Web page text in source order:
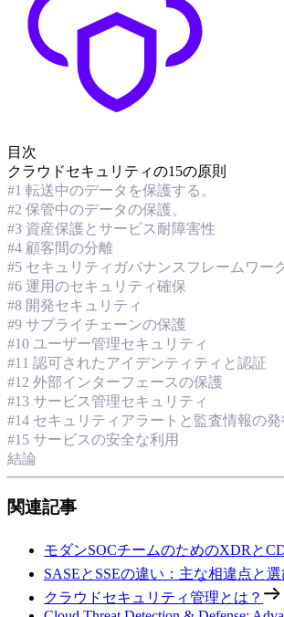
目次
クラウドセキュリティの15の原則
#1 転送中のデータを保護する。
#2 保管中のデータの保護。
#3 資産保護とサービス耐障害性
#4 顧客間の分離
#5 セキュリティガバナンスフレームワー
#6 運用のセキュリティ確保
#8 開発セキュリティ
#9 サプライチェーンの保護
#10 ユーザー管理セキュリティ
#11 認可されたアイデンティティと認証
#12 外部インターフェースの保護
#13 サービス管理セキュリティ
#14 セキュリティアラートと監査情報の発
#15 サービスの安全な利用
結論
関連記事
モダンSOCチームのためのXDRと
SASEとSSEの違い：主な相違点と
クラウドセキュリティ管理とは？